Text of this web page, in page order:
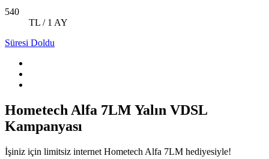
540
TL / 1 AY
Süresi Doldu
Hometech Alfa 7LM Yalın VDSL
Kampanyası
İşiniz için limitsiz internet Hometech Alfa 7LM hediyesiyle!